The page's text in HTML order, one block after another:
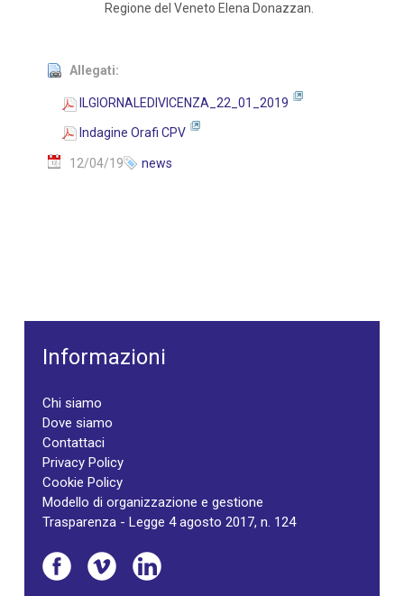
Regione del Veneto Elena Donazzan.
Allegati:
ILGIORNALEDIVICENZA_22_01_2019
Indagine Orafi CPV
12/04/19 news
Informazioni
Chi siamo
Dove siamo
Contattaci
Privacy Policy
Cookie Policy
Modello di organizzazione e gestione
Trasparenza - Legge 4 agosto 2017, n. 124